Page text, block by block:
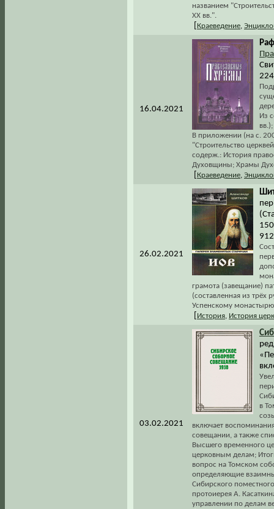
названием
XX вв.".
Краеведение
16.04.2021
Из
В приложении (на с.
"Строительство
содерж.: История
Духовщины; Храмы
Краеведение
26.02.2021
грамота (завещание)
(составленная из трёх
Успенскому монастырю
История История
03.02.2021
в
включает
совещании, а также
Высшего временного
церковным делам;
вопрос на Томском
определяющие
Сибирского
протоиерея А.
управлении по делам